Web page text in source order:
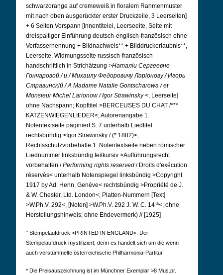
schwarzorange auf cremeweiß in floralem Rahmenmuster
mit nach oben ausgerückter erster Druckzeile, 3 Leerseiten]
+ 6 Seiten Vorspann [Innentitelei, Leerseeite, Seite mit
dreispaltiger Einführung deutsch-englisch-französisch ohne
Verfassernennung + Bildnachweis** + Bilddruckerlaubnis**,
Leerseite, Widmungsseite russisch-französisch
handschriftlich in Strichätzung >Наталiи Сергеевне
Гончаровой / и / Михаилу Федоровичу Ларiонову / Игорь
Стравинскiй / A Madame Natalie Gontscharowa / et
Monsieur Michel Larionow / Igor Strawinsky<, Leerseite]
ohne Nachspann; Kopftitel >BERCEUSES DU CHAT /***
KATZENWIEGENLIEDER<; Autorenangabe 1.
Notentextseite paginiert S. 7 unterhalb Liedtitel
rechtsbündig >Igor Strawinsky / (* 1882)<;
Rechtsschutzvorbehalte 1. Notentextseite neben römischer
Liednummer linksbündig teilkursiv >Aufführungsrecht
vorbehalten /Performing rights reserved / Droits d'exécution
réservés< unterhalb Notenspiegel linksbündig >Copyright
1917 by Ad. Henn, Genève< rechtsbündig >Propriété de J.
& W. Chester, Ltd. London<; Platten-Nummern [Text]
>W.Ph.V. 292<, [Noten] >W.Ph.V. 292 J. W. C. 14 a<; ohne
Herstellungshinweis; ohne Endevermerk) // [1925]
° Stempelaufdruck >PRINTED IN ENGLAND<. Der
Stempelaufdruck mystifiziert, denn es handelt sich um die wenn
auch verstümmelte österreichische Philharmonia-Partitur.
* Die Preisauszeichnung ist im Münchner Exemplar >8 Mus.pr.